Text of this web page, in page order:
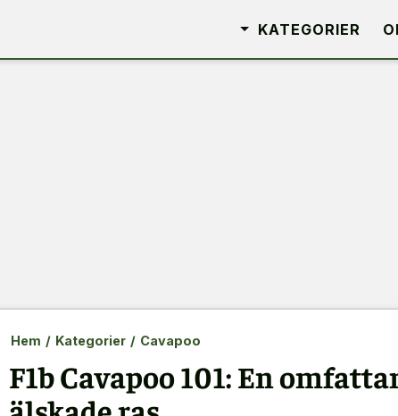
KATEGORIER
Hem / Kategorier / Cavapoo
F1b Cavapoo 101: En